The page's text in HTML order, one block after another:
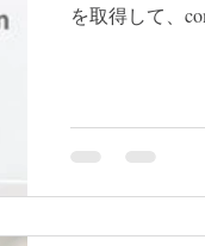
を取得して、